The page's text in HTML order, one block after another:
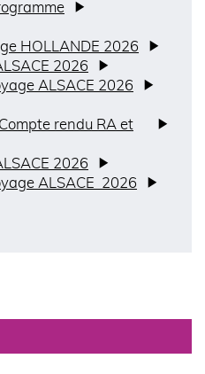
HOLLANDE 2026
2026
ALSACE 2026
rendu RA et
2026
ALSACE 2026